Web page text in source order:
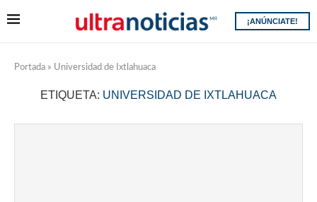
¡ANÚNCIATE!
Portada » Universidad de Ixtlahuaca
ETIQUETA: UNIVERSIDAD DE IXTLAHUACA